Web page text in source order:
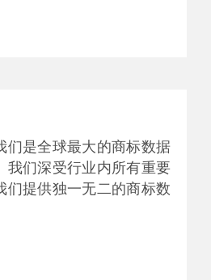
们是全球最大的商标数据
我们深受行业内所有重要
们提供独一无二的商标数